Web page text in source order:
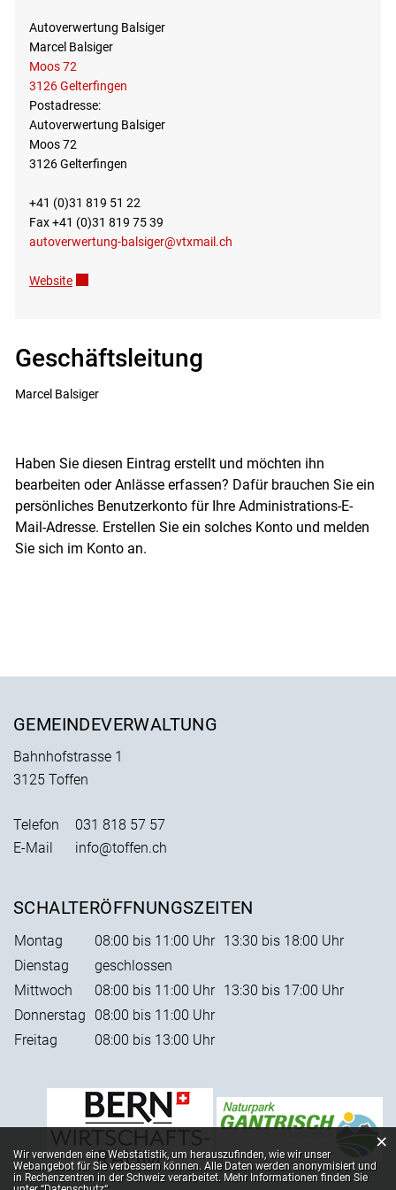
Autoverwertung Balsiger
Marcel Balsiger
Moos 72
3126 Gelterfingen
Postadresse:
Autoverwertung Balsiger
Moos 72
3126 Gelterfingen
+41 (0)31 819 51 22
Fax +41 (0)31 819 75 39
autoverwertung-balsiger@vtxmail.ch
Website
Geschäftsleitung
Marcel Balsiger
Haben Sie diesen Eintrag erstellt und möchten ihn
bearbeiten oder Anlässe erfassen? Dafür brauchen Sie ein
persönliches Benutzerkonto für Ihre Administrations-E-
Mail-Adresse. Erstellen Sie ein solches Konto und melden
Sie sich im Konto an.
Fusszeile
GEMEINDEVERWALTUNG
Bahnhofstrasse 1
3125 Toffen
Telefon
031 818 57 57
E-Mail
info@toffen.ch
SCHALTERÖFFNUNGSZEITEN
Montag 08:00 bis 11:00 Uhr 13:30 bis 18:00 Uhr
Dienstag
geschlossen
Mittwoch
08:00 bis 11:00 Uhr 13:30 bis 17:00 Uhr
Donnerstag
08:00 bis 11:00 Uhr
Freitag
08:00 bis 13:00 Uhr
Webstatistik
Wir verwenden eine Webstatistik, um herauszufinden, wie wir unser
Webangebot für Sie verbessern können. Alle Daten werden anonymisiert und
in Rechenzentren in der Schweiz verarbeitet. Mehr Informationen finden Sie
×